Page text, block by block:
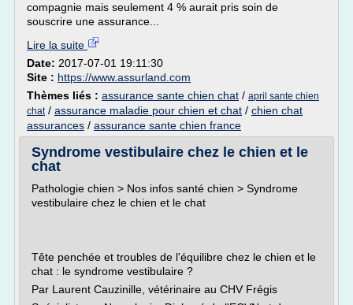
compagnie mais seulement 4 % aurait pris soin de
souscrire une assurance...
Lire la suite
Date: 2017-07-01 19:11:30
Site : https://www.assurland.com
Thèmes liés : assurance sante chien chat / april sante chien
chat/ assurance maladie pour chien et chat / chien chat
assurances / assurance sante chien france
Syndrome vestibulaire chez le chien et le
chat
Pathologie chien > Nos infos santé chien > Syndrome
vestibulaire chez le chien et le chat
Tête penchée et troubles de l'équilibre chez le chien et le
chat : le syndrome vestibulaire ?
Par Laurent Cauzinille, vétérinaire au CHV Frégis